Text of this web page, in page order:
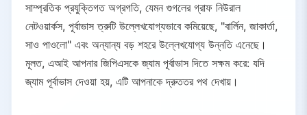
সাম্প্রতিক প্রযুক্তিগত অগ্রগতি, যেমন গুগলের গ্রাফ নিউরাল
নেটওয়ার্কস, পূর্বাভাস ত্রুটি উল্লেখযোগ্যভাবে কমিয়েছে, "বার্লিন, জাকার্তা,
সাও পাওলো" এবং অন্যান্য বড় শহরে উল্লেখযোগ্য উন্নতি এনেছে।
মূলত, এআই আপনার জিপিএসকে জ্যাম পূর্বাভাস দিতে সক্ষম করে: যদি
জ্যাম পূর্বাভাস দেওয়া হয়, এটি আপনাকে দ্রুততর পথ দেখায়।